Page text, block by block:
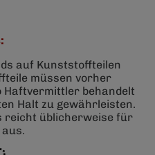
auf Kunststoffteilen
müssen vorher
Haftvermittler behandelt
Halt zu gewährleisten.
reicht üblicherweise für
aus.